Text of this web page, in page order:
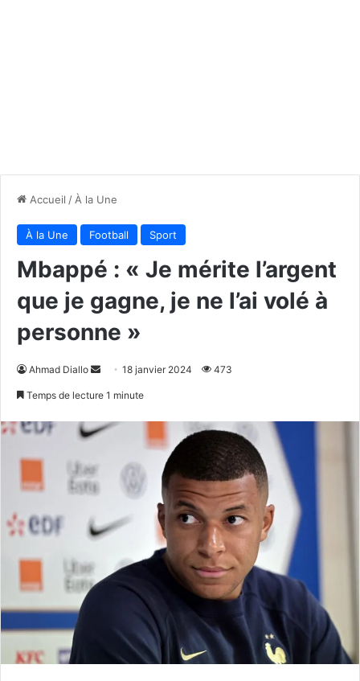
Accueil / À la Une
À la Une Football Sport
Mbappé : « Je mérite l’argent
que je gagne, je ne l’ai volé à
personne »
Ahmad Diallo
Envoyer18 janvier 2024 473
Temps de lecture 1 minute